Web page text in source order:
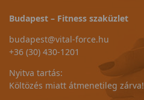
Budapest – Fitness szaküzlet
budapest@vital-force.hu
+36 (30) 430-1201
Nyitva tartás:
Költözés miatt átmenetileg zárva!